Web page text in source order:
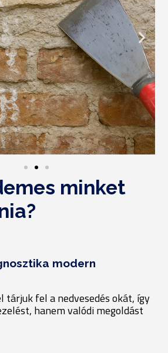
minket
modern
tárjuk fel a nedvesedés okát, így
hanem valódi megoldást